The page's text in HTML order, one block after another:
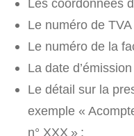
Les coordonnées
Le numéro de
Le numéro de la
La date d’émission
Le détail sur la
exemple «
n° XXX » ;